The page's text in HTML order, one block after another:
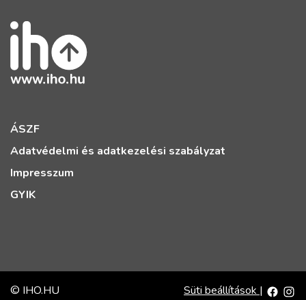
ÁSZF
Adatvédelmi és adatkezelési szabályzat
Impresszum
GYIK
© IHO.HU Süti beállítások |